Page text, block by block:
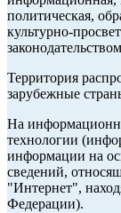
политическая,
культурно-
Территория
зарубежные
На
технологии
информации на
сведений,
"Интернет",
Федерации).